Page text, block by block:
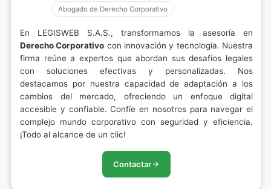
Abogado de Derecho Corporativo
En LEGISWEB S.A.S., transformamos la asesoría en
Derecho Corporativo con innovación y tecnología. Nuestra
firma reúne a expertos que abordan sus desafíos legales
con soluciones efectivas y personalizadas. Nos
destacamos por nuestra capacidad de adaptación a los
cambios del mercado, ofreciendo un enfoque digital
accesible y confiable. Confíe en nosotros para navegar el
complejo mundo corporativo con seguridad y eficiencia.
¡Todo al alcance de un clic!
Contactar